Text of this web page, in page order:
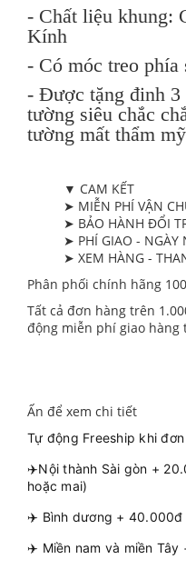
- Chất liệu khung:
Kính
- Có móc treo phía
- Được tặng đinh 3
tường siêu chắc
tường mất thẩm
▼ CAM KẾT
➤ MIỄN PHÍ VẬN
➤ BẢO HÀNH ĐỔI
➤ PHÍ GIAO - NGÀY
➤ XEM HÀNG -
Phân phối chính hãng
Tất cả đơn hàng trên
động miễn phí giao hàng
Ấn để xem chi tiết
Tự động Freeship khi
✈️Nội thành Sài gòn +
hoặc mai)
✈️ Bình dương + 40.000đ
✈️ Miền nam và miền